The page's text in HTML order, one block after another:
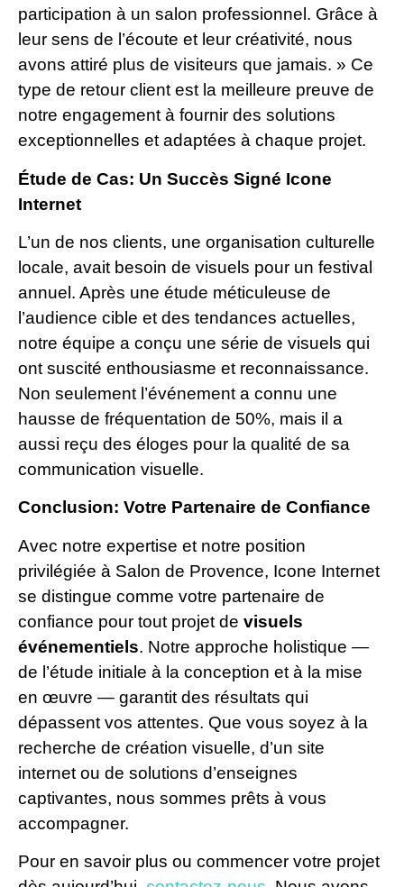
participation à un salon professionnel. Grâce à
leur sens de l’écoute et leur créativité, nous
avons attiré plus de visiteurs que jamais. » Ce
type de retour client est la meilleure preuve de
notre engagement à fournir des solutions
exceptionnelles et adaptées à chaque projet.
Étude de Cas: Un Succès Signé Icone
Internet
L’un de nos clients, une organisation culturelle
locale, avait besoin de visuels pour un festival
annuel. Après une étude méticuleuse de
l’audience cible et des tendances actuelles,
notre équipe a conçu une série de visuels qui
ont suscité enthousiasme et reconnaissance.
Non seulement l’événement a connu une
hausse de fréquentation de 50%, mais il a
aussi reçu des éloges pour la qualité de sa
communication visuelle.
Conclusion: Votre Partenaire de Confiance
Avec notre expertise et notre position
privilégiée à Salon de Provence, Icone Internet
se distingue comme votre partenaire de
confiance pour tout projet de visuels
événementiels. Notre approche holistique —
de l’étude initiale à la conception et à la mise
en œuvre — garantit des résultats qui
dépassent vos attentes. Que vous soyez à la
recherche de création visuelle, d’un site
internet ou de solutions d’enseignes
captivantes, nous sommes prêts à vous
accompagner.
Pour en savoir plus ou commencer votre projet